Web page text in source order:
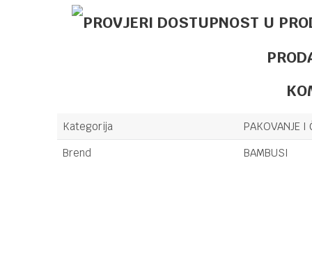
Kategorija
PAKOVANJE I
Brend
BAMBUSI